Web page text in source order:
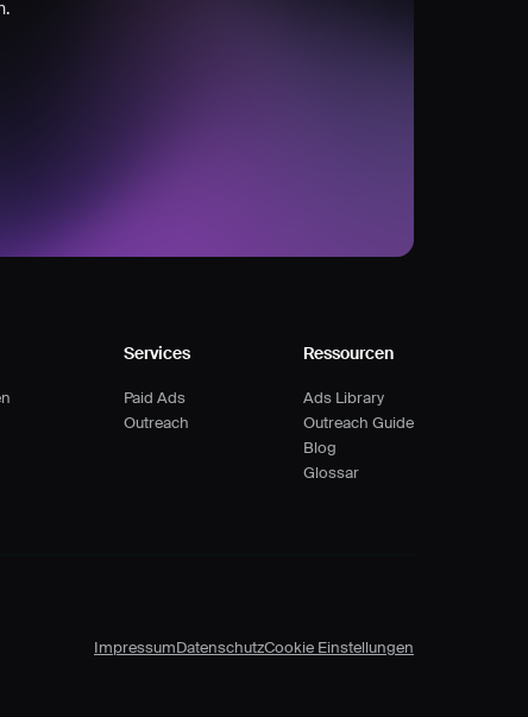
Services
Paid Ads
Outreach
Ressourcen
Ads Library
Outreach Guide
Blog
Glossar
Impressum DatenschutzCookie Einstellungen